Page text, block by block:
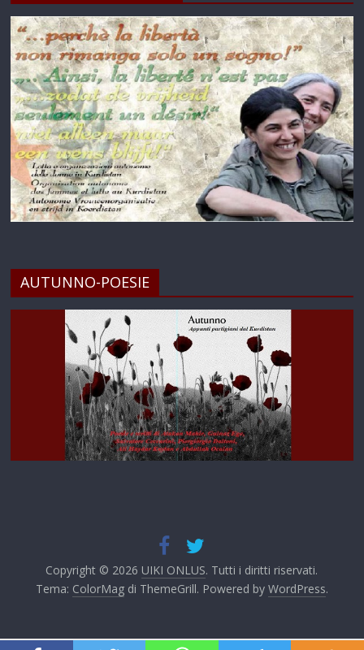
AUTUNNO-POESIE
Copyright © 2026 UIKI ONLUS. Tutti i diritti riservati.
Tema: ColorMagdi ThemeGrill. Powered by WordPress.